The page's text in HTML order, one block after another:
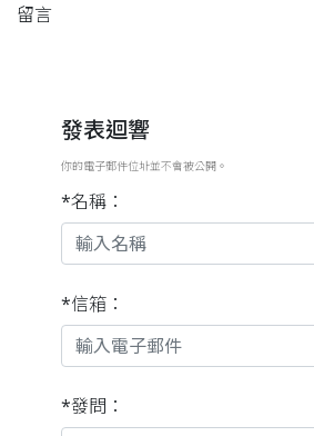
留言
發表迴響
你的電子郵件位址並不會被公開。
*名稱：
*信箱：
*發問：